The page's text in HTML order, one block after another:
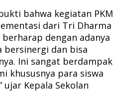
bahwa kegiatan PKM
dari Tri Dharma
dengan adanya
bersinergi dan bisa
Ini sangat berdampak
khususnya para siswa
Kepala Sekolan